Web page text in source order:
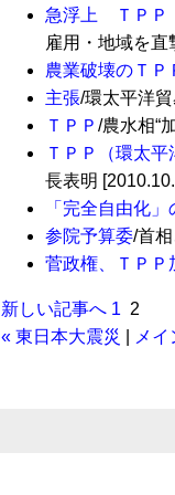
急浮上 ＴＰＰ
雇用・地域を直
農業破壊のＴＰ
主張/環太平洋
ＴＰＰ /農水相“
ＴＰＰ（環太
長表明
「完全自由化
参院予算委/首
菅政権、ＴＰＰ
新しい記事へ 1 2
« 東日本大震災
メ